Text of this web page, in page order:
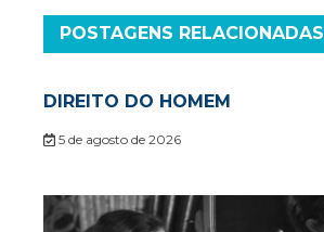
POSTAGENS RELACIONADAS
DIREITO DO HOMEM
5 de agosto de 2026